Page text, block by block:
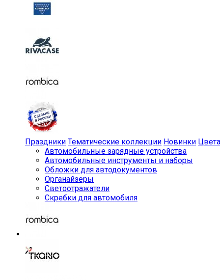
Праздники Тематические коллекции Новинки Цвета
Автомобильные зарядные устройства
Автомобильные инструменты и наборы
Обложки для автодокументов
Органайзеры
Светоотражатели
Скребки для автомобиля